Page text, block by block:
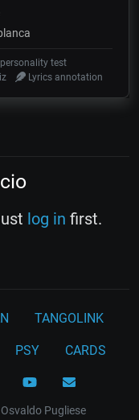
test
Lyrics annotation
log in first.
TANGOLINK
PSY CARDS
Osvaldo Pugliese